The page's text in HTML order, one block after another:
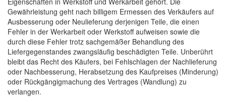
Gewährleistung geht nach billigem Ermessen des Verkäufers auf
Ausbesserung oder Neulieferung derjenigen Teile, die einen
Fehler in der Werkarbeit oder Werkstoff aufweisen sowie die
durch diese Fehler trotz sachgemäßer Behandlung des
Liefergegenstandes zwangsläufig beschädigten Teile. Unberührt
bleibt das Recht des Käufers, bei Fehlschlagen der Nachlieferung
oder Nachbesserung, Herabsetzung des Kaufpreises (Minderung)
oder Rückgängigmachung des Vertrages (Wandlung) zu
verlangen.